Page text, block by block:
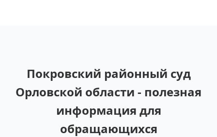
Покровский районный суд
Орловской области - полезная
информация для
обращающихся